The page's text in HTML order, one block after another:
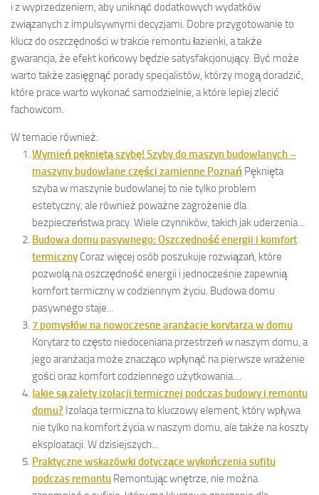
i z wyprzedzeniem, aby uniknąć dodatkowych wydatków
związanych z impulsywnymi decyzjami. Dobre przygotowanie to
klucz do oszczędności w trakcie remontu łazienki, a także
gwarancja, że efekt końcowy będzie satysfakcjonujący. Być może
warto także zasięgnąć porady specjalistów, którzy mogą doradzić,
które prace warto wykonać samodzielnie, a które lepiej zlecić
fachowcom.
W temacie również:
Wymień pękniętą szybę! Szyby do maszyn budowlanych –
maszyny budowlane części zamienne Poznań Pęknięta
szyba w maszynie budowlanej to nie tylko problem
estetyczny, ale również poważne zagrożenie dla
bezpieczeństwa pracy. Wiele czynników, takich jak uderzenia...
Budowa domu pasywnego: Oszczędność energii i komfort
termiczny Coraz więcej osób poszukuje rozwiązań, które
pozwolą na oszczędność energii i jednocześnie zapewnią
komfort termiczny w codziennym życiu. Budowa domu
pasywnego staje...
7 pomysłów na nowoczesne aranżacje korytarza w domu
Korytarz to często niedoceniana przestrzeń w naszym domu, a
jego aranżacja może znacząco wpłynąć na pierwsze wrażenie
gości oraz komfort codziennego użytkowania....
Jakie są zalety izolacji termicznej podczas budowy i remontu
domu? Izolacja termiczna to kluczowy element, który wpływa
nie tylko na komfort życia w naszym domu, ale także na koszty
eksploatacji. W dzisiejszych...
Praktyczne wskazówki dotyczące wykończenia sufitu
podczas remontu Remontując wnętrze, nie można